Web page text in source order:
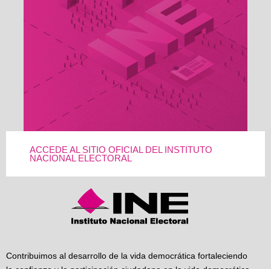
ACCEDE AL SITIO OFICIAL DEL INSTITUTO
NACIONAL ELECTORAL
Contribuimos al desarrollo de la vida democrática fortaleciendo